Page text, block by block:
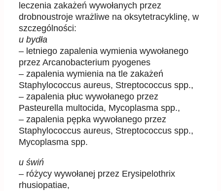
leczenia zakażeń wywołanych przez
drobnoustroje wrażliwe na oksytetracyklinę, w
szczególności:
u bydła
– letniego zapalenia wymienia wywołanego
przez Arcanobacterium pyogenes
– zapalenia wymienia na tle zakażeń
Staphylococcus aureus, Streptococcus spp.,
– zapalenia płuc wywołanego przez
Pasteurella multocida, Mycoplasma spp.,
– zapalenia pępka wywołanego przez
Staphylococcus aureus, Streptococcus spp.,
Mycoplasma spp.
u świń
– różycy wywołanej przez Erysipelothrix
rhusiopatiae,